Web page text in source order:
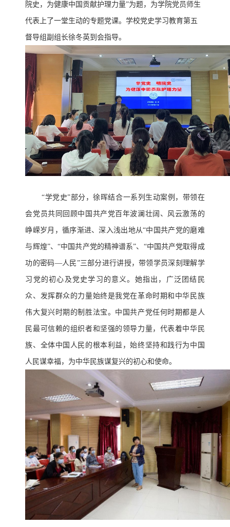
院史，为健康中国贡献护理力量”为题，为学院党员师生
代表上了一堂生动的专题党课。学校党史学习教育第五
督导组副组长徐冬英到会指导。
“学党史”部分，徐晖结合一系列生动案例，带领在
会党员共同回顾中国共产党百年波澜壮阔、风云激荡的
峥嵘岁月，循序渐进、深入浅出地从“中国共产党的磨难
与辉煌”、“中国共产党的精神谱系”、“中国共产党取得成
功的密码—人民”三部分进行讲授，带领学员深刻理解学
习党的初心及党史学习的意义。她指出，广泛团结民
众、发挥群众的力量始终是我党在革命时期和中华民族
伟大复兴时期的制胜法宝。中国共产党任何时期都是人
民最可信赖的组织者和坚强的领导力量，代表着中华民
族、全体中国人民的根本利益，始终坚持和践行为中国
人民谋幸福，为中华民族谋复兴的初心和使命。